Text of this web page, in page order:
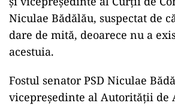
Niculae Bădălău, suspectat de
dare de mită, deoarece nu a
acestuia.
Fostul senator PSD Niculae
vicepreşedinte al Autorităţii de